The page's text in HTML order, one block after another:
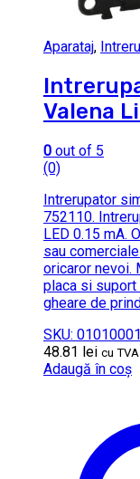
Aparataj,
Valena
0 out of 5
(0)
Intrerupator
752110.
LED 0.15 mA.
sau
oricaror nevoi.
placa si suport
gheare de
SKU:
48.81 lei cu TVA
Adaugă în coș